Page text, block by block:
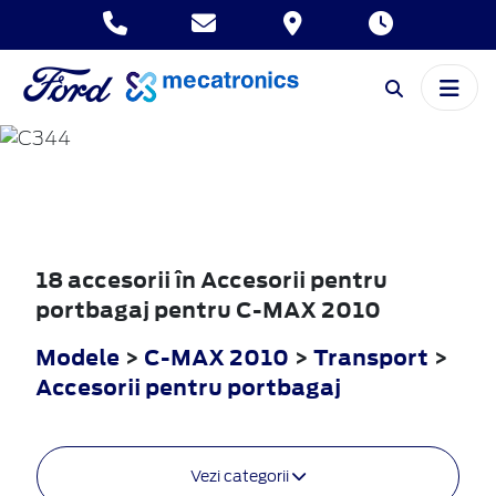
C-MAX
18 accesorii în Accesorii pentru
portbagaj pentru C-MAX 2010
Modele > C-MAX 2010 > Transport >
Accesorii pentru portbagaj
Vezi categorii